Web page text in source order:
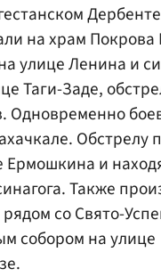
на храм Покрова
улице Ленина и
Таги-Заде,
Одновременно
Обстрелу
Ермошкина и
Также
со Свято-
собором на улице